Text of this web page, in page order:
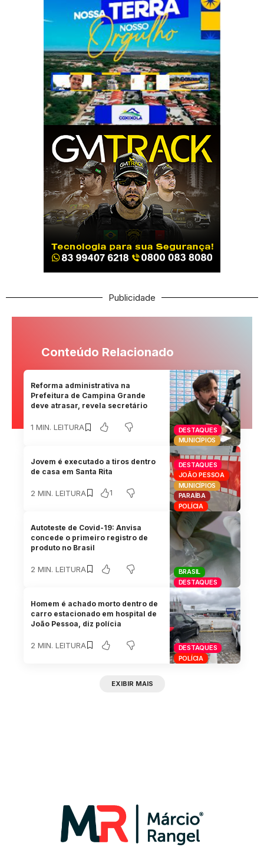
Publicidade
Conteúdo Relacionado
DESTAQUES
MUNICÍPIOS
Reforma administrativa na
Prefeitura de Campina Grande
deve atrasar, revela secretário
1 MIN. LEITURA
DESTAQUES
JOÃO PESSOA
MUNICÍPIOS
PARAÍBA
POLÍCIA
Jovem é executado a tiros dentro
de casa em Santa Rita
2 MIN. LEITURA 1
BRASIL
DESTAQUES
Autoteste de Covid-19: Anvisa
concede o primeiro registro de
produto no Brasil
2 MIN. LEITURA
DESTAQUES
POLÍCIA
Homem é achado morto dentro de
carro estacionado em hospital de
João Pessoa, diz polícia
2 MIN. LEITURA
EXIBIR MAIS